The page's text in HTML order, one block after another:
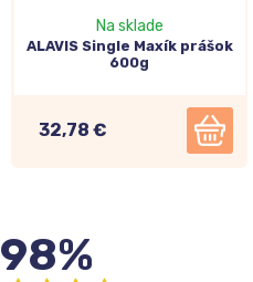
Na sklade
ALAVIS Single Maxík prášok
600g
32,78 €
98%